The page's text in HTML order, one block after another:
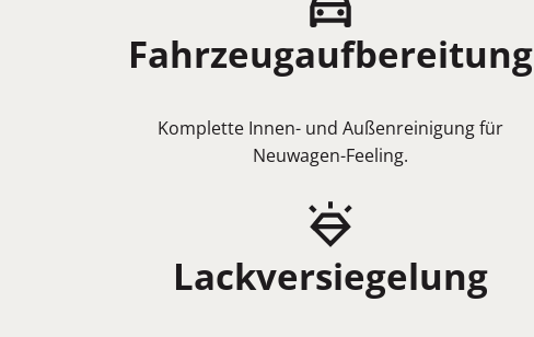
Fahrzeugaufbereitung
Komplette Innen- und Außenreinigung für
Neuwagen-Feeling.
Lackversiegelung